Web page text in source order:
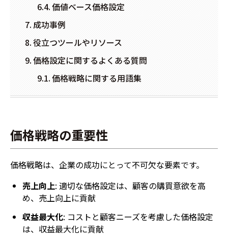
価値ベース価格設定
成功事例
役立つツールやリソース
価格設定に関するよくある質問
価格戦略に関する用語集
価格戦略の重要性
価格戦略は、企業の成功にとって不可欠な要素です。
売上向上: 適切な価格設定は、顧客の購買意欲を高
め、売上向上に貢献
収益最大化: コストと顧客ニーズを考慮した価格設定
は、収益最大化に貢献